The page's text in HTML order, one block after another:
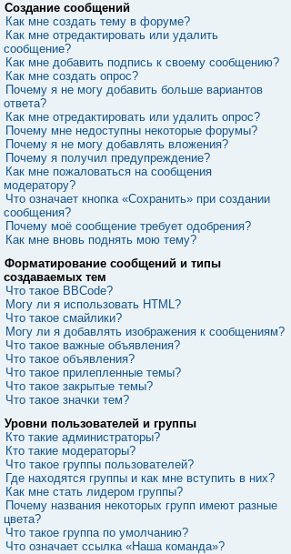
Создание сообщений
Как мне создать тему в форуме?
Как мне отредактировать или удалить
сообщение?
Как мне добавить подпись к своему сообщению?
Как мне создать опрос?
Почему я не могу добавить больше вариантов
ответа?
Как мне отредактировать или удалить опрос?
Почему мне недоступны некоторые форумы?
Почему я не могу добавлять вложения?
Почему я получил предупреждение?
Как мне пожаловаться на сообщения
модератору?
Что означает кнопка «Сохранить» при создании
сообщения?
Почему моё сообщение требует одобрения?
Как мне вновь поднять мою тему?
Форматирование сообщений и типы
создаваемых тем
Что такое BBCode?
Могу ли я использовать HTML?
Что такое смайлики?
Могу ли я добавлять изображения к сообщениям?
Что такое важные объявления?
Что такое объявления?
Что такое прилепленные темы?
Что такое закрытые темы?
Что такое значки тем?
Уровни пользователей и группы
Кто такие администраторы?
Кто такие модераторы?
Что такое группы пользователей?
Где находятся группы и как мне вступить в них?
Как мне стать лидером группы?
Почему названия некоторых групп имеют разные
цвета?
Что такое группа по умолчанию?
Что означает ссылка «Наша команда»?